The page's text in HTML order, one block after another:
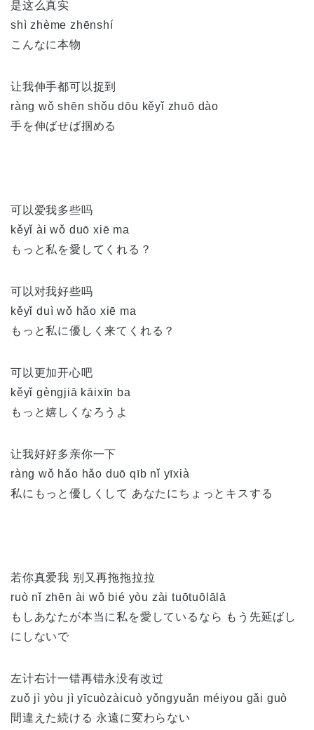
是这么真实
shì zhème zhēnshí
こんなに本物
让我伸手都可以捉到
ràng wǒ shēn shǒu dōu kěyǐ zhuō dào
手を伸ばせば掴める
可以爱我多些吗
kěyǐ ài wǒ duō xiē ma
もっと私を愛してくれる？
可以对我好些吗
kěyǐ duì wǒ hǎo xiē ma
もっと私に優しく来てくれる？
可以更加开心吧
kěyǐ gèngjiā kāixīn ba
もっと嬉しくなろうよ
让我好好多亲你一下
ràng wǒ hǎo hǎo duō qīb nǐ yīxià
私にもっと優しくして あなたにちょっとキスする
若你真爱我 别又再拖拖拉拉
ruò nǐ zhēn ài wǒ bié yòu zài tuōtuōlālā
もしあなたが本当に私を愛しているなら もう先延ばし
にしないで
左计右计一错再错永没有改过
zuǒ jì yòu jì yīcuòzàicuò yǒngyuǎn méiyou gǎi guò
間違えた続ける 永遠に変わらない